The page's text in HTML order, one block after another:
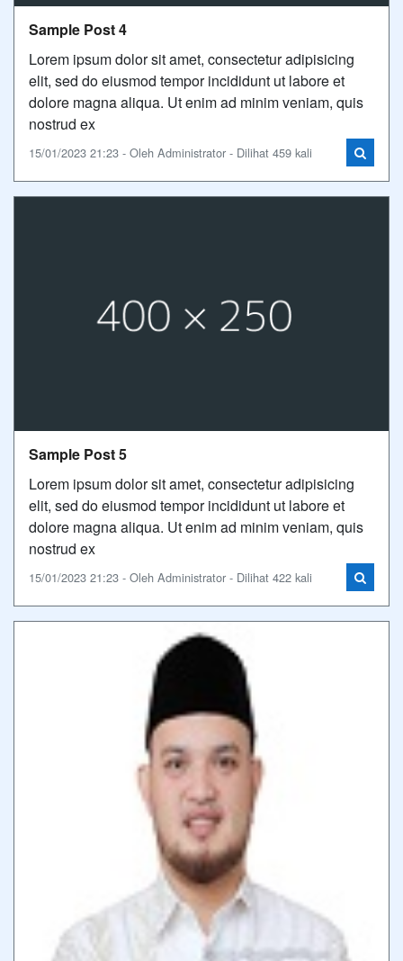
Sample Post 4
Lorem ipsum dolor sit amet, consectetur adipisicing
elit, sed do eiusmod tempor incididunt ut labore et
dolore magna aliqua. Ut enim ad minim veniam, quis
nostrud ex
15/01/2023 21:23 - Oleh Administrator - Dilihat 459 kali
Sample Post 5
Lorem ipsum dolor sit amet, consectetur adipisicing
elit, sed do eiusmod tempor incididunt ut labore et
dolore magna aliqua. Ut enim ad minim veniam, quis
nostrud ex
15/01/2023 21:23 - Oleh Administrator - Dilihat 422 kali